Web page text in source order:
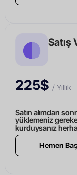
Satış
225$ / Yıllık
Satın alımdan
yüklemeniz
kurduysanız
Hemen